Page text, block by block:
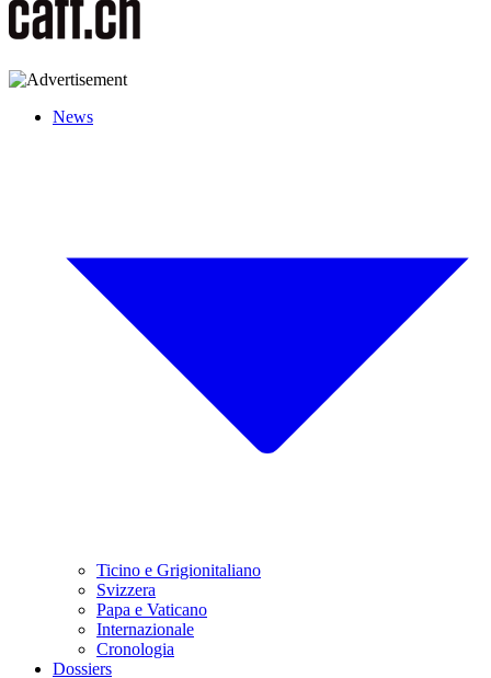
News
Ticino e Grigionitaliano
Svizzera
Papa e Vaticano
Internazionale
Cronologia
Dossiers